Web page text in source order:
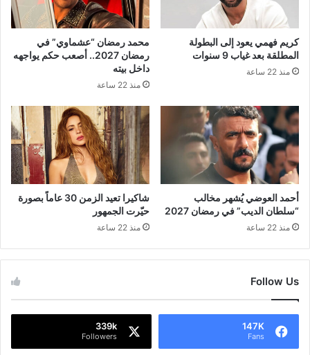
كريم فهمي يعود إلى البطولة
المطلقة بعد غياب 9 سنوات
منذ 22 ساعة
محمد رمضان “عشماوي” في
رمضان 2027.. أصعب حكم يواجهه
داخل بيته
منذ 22 ساعة
أحمد العوضي يُشهر مخالب
“سلطان الديب” في رمضان 2027
منذ 22 ساعة
شاكيرا تعيد الزمن 30 عاماً بصورة
حيّرت الجمهور
منذ 22 ساعة
Follow Us
147K
Fans
339k
Followers